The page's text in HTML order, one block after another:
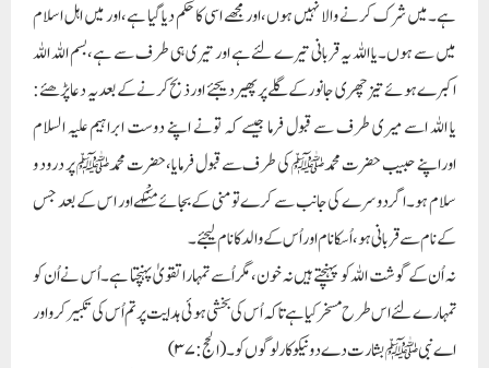
ہے۔میں شرک کرنے والا نہیں ہوں،اور مجھے اسی کا حکم دیا گیا ہے،اور میں اہل اسلام
میں سے ہوں۔یا اللہ یہ قربانی تیرے لئے ہے اور تیری ہی طرف سے ہے،بسم اللہ اللہ
اکبرے ہوئے تیز چھری جانور کے گلے پر پھیر دیجئے اور ذبح کرنے کے بعد یہ دعا پڑھئے :
یا اللہ اسے میری طرف سے قبول فرما جیسے کہ تونے اپنے دوست ابراہیم علیہ السلام
اوراپنے حبیب حضرت محمدﷺ کی طرف سے قبول فرمایا،حضرت محمدﷺ پر درود و
سلام ہو۔اگر دوسرے کی جانب سے کرے تو منی کے بجائے مِنْکہے اور اس کے بعد جس
کے نام سے قربانی ہو ،اُ سکا نام اور اُ س کے والد کا نام لیجئے۔
نہ اُن کے گوشت اللہ کو پہنچتے ہیں نہ خون،مگر اُسے تمہارا تقویٰ پہنچتا ہے۔اُس نے اُن کو
تمہارے لئے اس طرح مسخر کیا ہے تاکہ اُس کی بخشی ہوئی ہدایت پر تم اُس کی تکبیر کرو اور
اے نبیﷺ بشارت دے دو نیکو کار لوگوں کو ۔(الحج:۳۷)